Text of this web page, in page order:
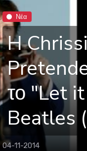
Νέα
H
το "Let
Beatles
04-11-2014